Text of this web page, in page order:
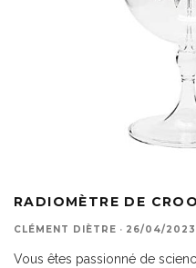
RADIOMÈTRE DE
CLÉMENT DIÈTRE · 26/04/2023
Vous êtes passionné de